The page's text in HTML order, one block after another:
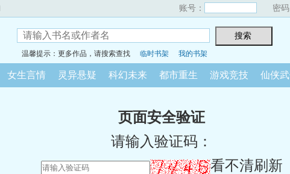
账号： 密码
温馨提示：更多作品，请搜索查找 临时书架 我的书架
女生言情 灵异悬疑 科幻未来 都市重生 游戏竞技 仙侠
页面安全验证
请输入验证码：
看不清刷新